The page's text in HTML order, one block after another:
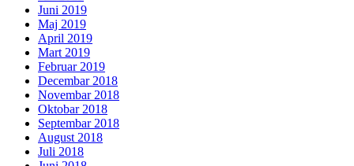
Juni 2019
Maj 2019
April 2019
Mart 2019
Februar 2019
Decembar 2018
Novembar 2018
Oktobar 2018
Septembar 2018
August 2018
Juli 2018